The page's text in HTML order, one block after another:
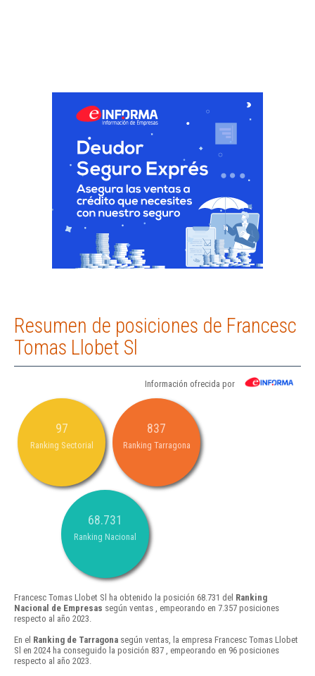
Resumen de posiciones de Francesc
Tomas Llobet Sl
Información ofrecida por
97
Ranking Sectorial
837
Ranking Tarragona
68.731
Ranking Nacional
Francesc Tomas Llobet Sl ha obtenido la posición 68.731 del Ranking
Nacional de Empresas según ventas , empeorando en 7.357 posiciones
respecto al año 2023.
En el Ranking de Tarragona según ventas, la empresa Francesc Tomas Llobet
Sl en 2024 ha conseguido la posición 837 , empeorando en 96 posiciones
respecto al año 2023.